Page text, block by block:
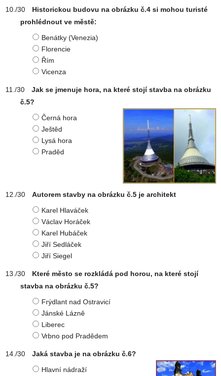
Historickou budovu na obrázku č.4 si mohou turisté
prohlédnout ve městě:
Benátky (Venezia)
Florencie
Řím
Vicenza
Jak se jmenuje hora, na které stojí stavba na obrázku
č.5?
Černá hora
Ještěd
Lysá hora
Praděd
Autorem stavby na obrázku č.5 je architekt
Karel Hlaváček
Václav Horáček
Karel Hubáček
Jiří Sedláček
Jiří Siegel
Které město se rozkládá pod horou, na které stojí
stavba na obrázku č.5?
Frýdlant nad Ostravicí
Jánské Lázně
Liberec
Vrbno pod Pradědem
Jaká stavba je na obrázku č.6?
Hlavní nádraží